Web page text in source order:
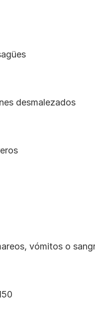
desmalezados
vómitos o